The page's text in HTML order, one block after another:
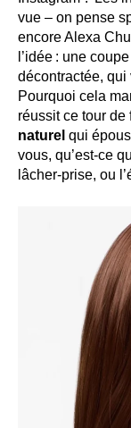
vue – on pense
encore Alexa
l’idée : une
décontractée, qui
Pourquoi cela
réussit ce tour de
naturel qui
vous, qu’est-ce
lâcher-prise, ou